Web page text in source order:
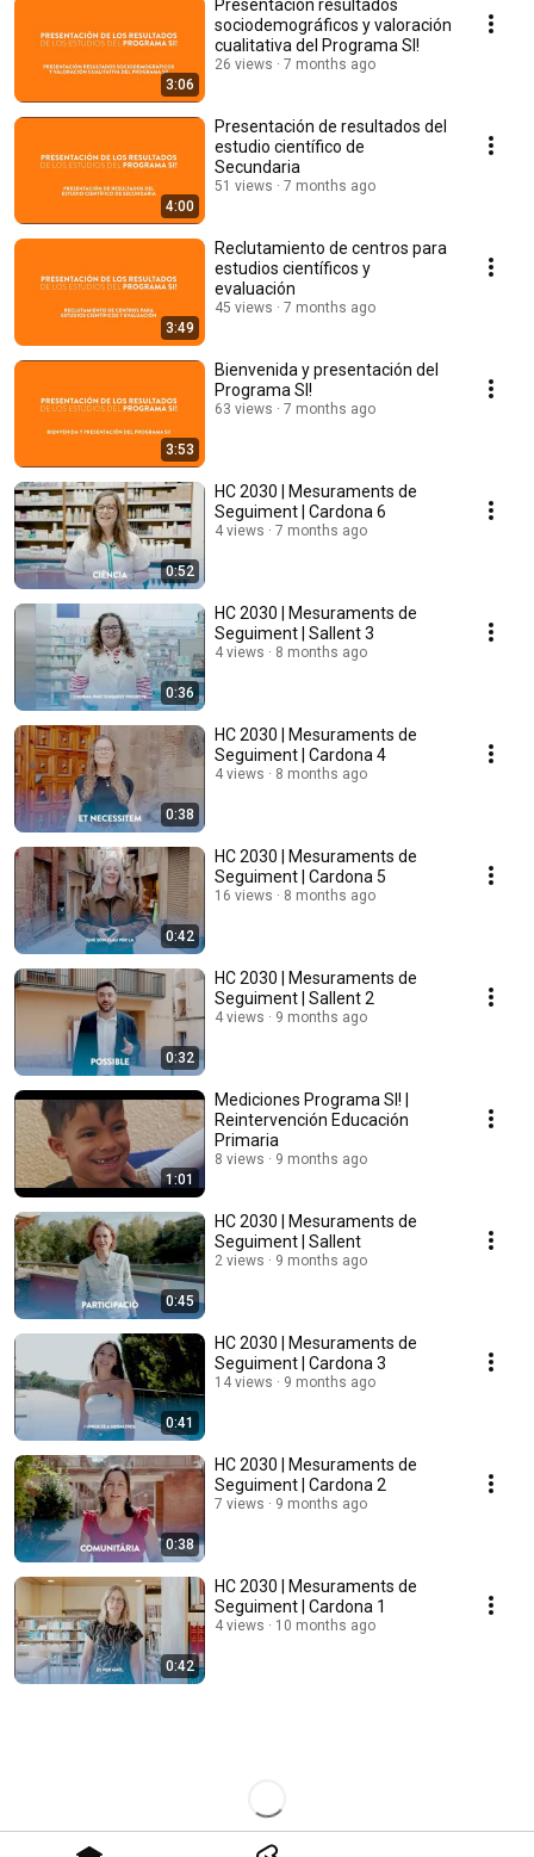
3:06
Presentación resultados
sociodemográficos y valoración
cualitativa del Programa SI!
26 views 7 months ago
4:00
Presentación de resultados del
estudio científico de
Secundaria
51 views 7 months ago
3:49
Reclutamiento de centros para
estudios científicos y
evaluación
45 views 7 months ago
3:53
Bienvenida y presentación del
Programa SI!
63 views 7 months ago
0:52
HC 2030 | Mesuraments de
Seguiment | Cardona 6
4 views 7 months ago
0:36
HC 2030 | Mesuraments de
Seguiment | Sallent 3
4 views 8 months ago
0:38
HC 2030 | Mesuraments de
Seguiment | Cardona 4
4 views 8 months ago
0:42
HC 2030 | Mesuraments de
Seguiment | Cardona 5
16 views 8 months ago
0:32
HC 2030 | Mesuraments de
Seguiment | Sallent 2
4 views 9 months ago
1:01
Mediciones Programa SI! |
Reintervención Educación
Primaria
8 views 9 months ago
0:45
HC 2030 | Mesuraments de
Seguiment | Sallent
2 views 9 months ago
0:41
HC 2030 | Mesuraments de
Seguiment | Cardona 3
14 views 9 months ago
0:38
HC 2030 | Mesuraments de
Seguiment | Cardona 2
7 views 9 months ago
0:42
HC 2030 | Mesuraments de
Seguiment | Cardona 1
4 views 10 months ago